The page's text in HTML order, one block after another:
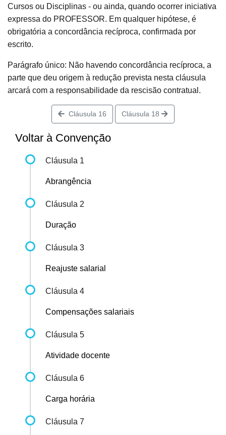
Cursos ou Disciplinas - ou ainda, quando ocorrer iniciativa
expressa do PROFESSOR. Em qualquer hipótese, é
obrigatória a concordância recíproca, confirmada por
escrito.
Parágrafo único: Não havendo concordância recíproca, a
parte que deu origem à redução prevista nesta cláusula
arcará com a responsabilidade da rescisão contratual.
Cláusula 16 Cláusula 18
Voltar à Convenção
Cláusula 1
Abrangência
Cláusula 2
Duração
Cláusula 3
Reajuste salarial
Cláusula 4
Compensações salariais
Cláusula 5
Atividade docente
Cláusula 6
Carga horária
Cláusula 7